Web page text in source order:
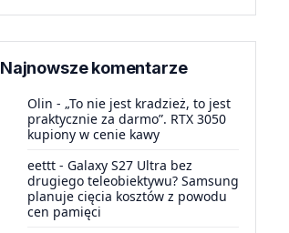
Najnowsze komentarze
Olin - „To nie jest kradzież, to jest
praktycznie za darmo”. RTX 3050
kupiony w cenie kawy
eettt - Galaxy S27 Ultra bez
drugiego teleobiektywu? Samsung
planuje cięcia kosztów z powodu
cen pamięci